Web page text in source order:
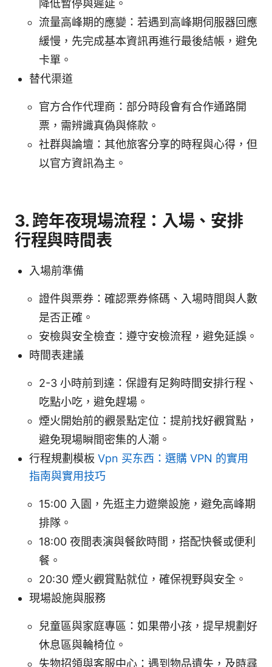
降低暫停與遲延。
流量高峰期的應變：若遇到高峰期伺服器回應
緩慢，先完成基本資訊再進行最後結帳，避免
卡單。
替代渠道
官方合作代理商：部分時段會有合作通路開
票，需辨識真偽與條款。
社群與論壇：其他旅客分享的時程與心得，但
以官方資訊為主。
3. 跨年夜現場流程：入場、安排
行程與時間表
入場前準備
證件與票券：確認票券條碼、入場時間與人數
是否正確。
安檢與安全檢查：遵守安檢流程，避免延誤。
時間表建議
2-3 小時前到達：保證有足夠時間安排行程、
吃點小吃，避免趕場。
煙火開始前的觀景點定位：提前找好觀賞點，
避免現場瞬間密集的人潮。
行程規劃模板 Vpn 买东西：選購 VPN 的實用
指南與實用技巧
15:00 入園，先逛主力遊樂設施，避免高峰期
排隊。
18:00 夜間表演與餐飲時間，搭配快餐或便利
餐。
20:30 煙火觀賞點就位，確保視野與安全。
現場設施與服務
兒童區與家庭專區：如果帶小孩，提早規劃好
休息區與輪椅位。
失物招領與客服中心：遇到物品遺失，及時尋